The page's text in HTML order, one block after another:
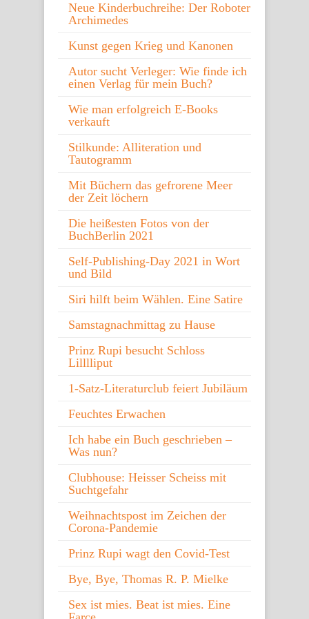
Neue Kinderbuchreihe: Der Roboter
Archimedes
Kunst gegen Krieg und Kanonen
Autor sucht Verleger: Wie finde ich
einen Verlag für mein Buch?
Wie man erfolgreich E-Books
verkauft
Stilkunde: Alliteration und
Tautogramm
Mit Büchern das gefrorene Meer
der Zeit löchern
Die heißesten Fotos von der
BuchBerlin 2021
Self-Publishing-Day 2021 in Wort
und Bild
Siri hilft beim Wählen. Eine Satire
Samstagnachmittag zu Hause
Prinz Rupi besucht Schloss
Lilllliput
1-Satz-Literaturclub feiert Jubiläum
Feuchtes Erwachen
Ich habe ein Buch geschrieben –
Was nun?
Clubhouse: Heisser Scheiss mit
Suchtgefahr
Weihnachtspost im Zeichen der
Corona-Pandemie
Prinz Rupi wagt den Covid-Test
Bye, Bye, Thomas R. P. Mielke
Sex ist mies. Beat ist mies. Eine